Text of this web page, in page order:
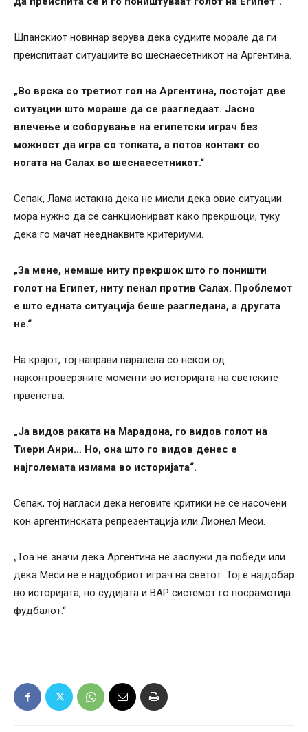
Шпанскиот новинар верува дека судиите морале да ги
преиспитаат ситуациите во шеснаесетникот на Аргентина.
„Во врска со третиот гол на Аргентина, постојат две
ситуации што мораше да се разгледаат. Јасно
влечење и соборување на египетски играч без
можност да игра со топката, а потоа контакт со
ногата на Салах во шеснаесетникот.“
Сепак, Лама истакна дека не мисли дека овие ситуации
мора нужно да се санкционираат како прекршоци, туку
дека го мачат нееднаквите критериуми.
„За мене, немаше ниту прекршок што го поништи
голот на Египет, ниту пенал против Салах. Проблемот
е што едната ситуација беше разгледана, а другата
не.“
На крајот, тој направи паралела со некои од
најконтроверзните моменти во историјата на светските
првенства.
„Ја видов раката на Марадона, го видов голот на
Тиери Анри… Но, она што го видов денес е
најголемата измама во историјата“.
Сепак, тој нагласи дека неговите критики не се насочени
кон аргентинската репрезентација или Лионел Меси.
„Тоа не значи дека Аргентина не заслужи да победи или
дека Меси не е најдобриот играч на светот. Тој е најдобар
во историјата, но судијата и ВАР системот го посрамотија
фудбалот.“